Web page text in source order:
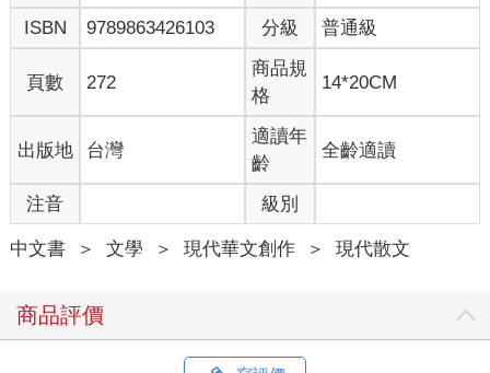
她依舊沒有說話。
「但我相信不會沒有意義的。」我說。她把我的手牽得好緊好
緊，我知道她的胸口已經灼熱得快要窒息。
「很多人說要把握時間，但我後來發現，把握機會比把握時間更
難，尤其是在愛情裡。就算我們都最珍惜那些他們願意親吻我
們、擁抱我們的日子，但機會錯過就是錯過了。沒有人能保證是
不是再也沒有機會，或是一定有機會，但這一次的錯過，就一定
會有事情改變了。」
說著這些話的我，好像也在安慰自己。這是一段很難去釐清的時
光，我清楚地明白著，我身旁的她正經歷著與我一樣的感受，我
們說了一些抱怨的話，像是他們怎麼可以這樣，我們一定要很優
會覺得好一點，但心裡明白那只是氣話的話。
她說，真的謝謝妳在。我也用一樣的眼睛看著她，還好有她在。
ISBN
9789863426103 分級 普通級
頁數 272
商品規
格
14*20CM
出版地 台灣
適讀年
齡
全齡適讀
注音 級別
中文書 ＞ 文學 ＞ 現代華文創作 ＞ 現代散文
商品評價